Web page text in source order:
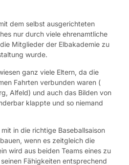
dem selbst ausgerichteten
nur durch viele ehrenamtliche
Mitglieder der Elbakademie zu
wurde.
ganz viele Eltern, da die
Fahrten verbunden waren (
Alfeld) und auch das Bilden von
klappte und so niemand
in die richtige Baseballsaison
wenn es zeitgleich die
wird aus beiden Teams eines zu
Fähigkeiten entsprechend